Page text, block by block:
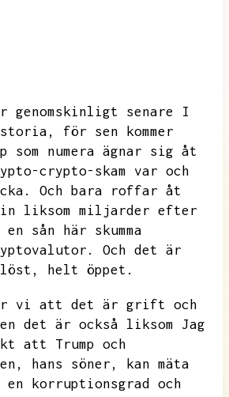
genomskinligt senare I
för sen kommer
som numera ägnar sig åt
crypto-skam var och
Och bara roffar åt
liksom miljarder efter
sån här skumma
Och det är
helt öppet.
vi att det är grift och
det är också liksom Jag
att Trump och
hans söner, kan mäta
en korruptionsgrad
och